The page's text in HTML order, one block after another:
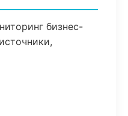
бизнес-